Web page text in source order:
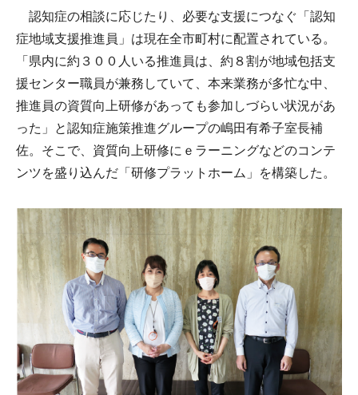
認知症の相談に応じたり、必要な支援につなぐ「認知
症地域支援推進員」は現在全市町村に配置されている。
「県内に約３００人いる推進員は、約８割が地域包括支
援センター職員が兼務していて、本来業務が多忙な中、
推進員の資質向上研修があっても参加しづらい状況があ
った」と認知症施策推進グループの嶋田有希子室長補
佐。そこで、資質向上研修にｅラーニングなどのコンテ
ンツを盛り込んだ「研修プラットホーム」を構築した。